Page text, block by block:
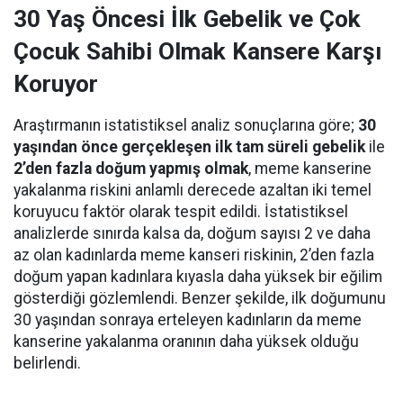
30 Yaş Öncesi İlk Gebelik ve Çok
Çocuk Sahibi Olmak Kansere Karşı
Koruyor
Araştırmanın istatistiksel analiz sonuçlarına göre; 30
yaşından önce gerçekleşen ilk tam süreli gebelikile
2’den fazla doğum yapmış olmak, meme kanserine
yakalanma riskini anlamlı derecede azaltan iki temel
koruyucu faktör olarak tespit edildi. İstatistiksel
analizlerde sınırda kalsa da, doğum sayısı 2 ve daha
az olan kadınlarda meme kanseri riskinin, 2’den fazla
doğum yapan kadınlara kıyasla daha yüksek bir eğilim
gösterdiği gözlemlendi. Benzer şekilde, ilk doğumunu
30 yaşından sonraya erteleyen kadınların da meme
kanserine yakalanma oranının daha yüksek olduğu
belirlendi.